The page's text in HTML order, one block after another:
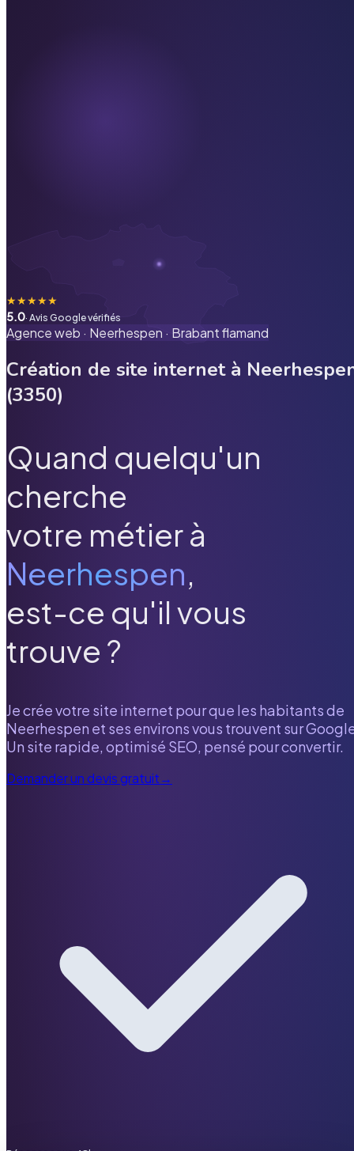
★★★★★
5.0· Avis Google vérifiés
Agence web · Neerhespen · Brabant flamand
Création de site internet à
(3350)
Quand quelqu'un
cherche
votre métier à
Neerhespen,
est-ce qu'il vous
trouve ?
Je crée votre site internet pour que les habitants de
Neerhespen et ses environs vous trouvent sur
Un site rapide, optimisé SEO, pensé pour convertir.
Demander un devis gratuit→